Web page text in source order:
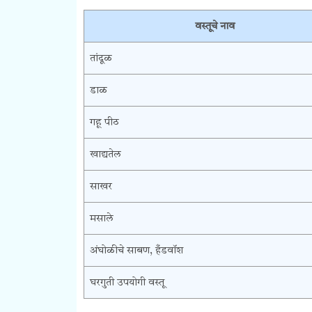
वस्तूचे नाव
तांदूळ
डाळ
गहू पीठ
खाद्यतेल
साखर
मसाले
अंघोळीचे साबण, हँडवॉश
घरगुती उपयोगी वस्तू